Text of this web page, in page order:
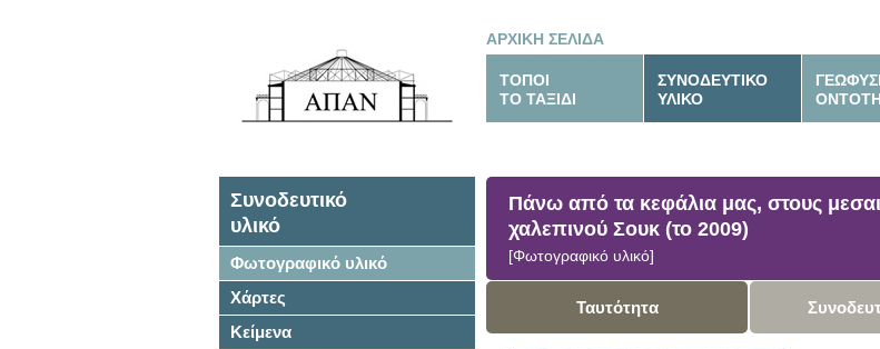
ΑΡΧΙΚΗ ΣΕΛΙΔΑ
ΤΟΠΟΙ
ΤΟ ΤΑΞΙΔΙ
ΣΥΝΟΔΕΥΤΙΚΟ
ΥΛΙΚΟ
Συνοδευτικό
υλικό
Φωτογραφικό υλικό
Χάρτες
Κείμενα
Πάνω από τα κεφάλια μας, στους
χαλεπινού Σουκ (το 2009)
[Φωτογραφικό υλικό]
Ταυτότητα